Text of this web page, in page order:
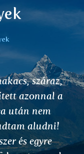
a
nem